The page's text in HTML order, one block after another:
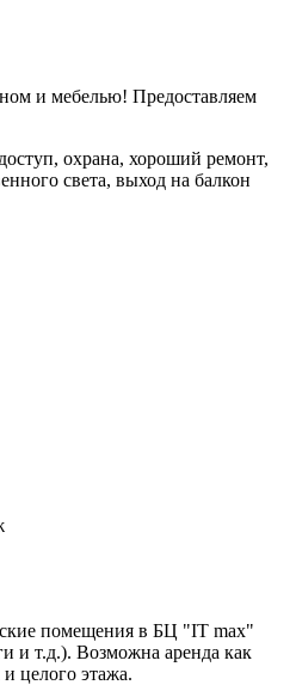
и мебелью! Предоставляем
охрана, хороший ремонт,
света, выход на балкон
помещения в БЦ "IT max"
и т.д.). Возможна аренда как
целого этажа.